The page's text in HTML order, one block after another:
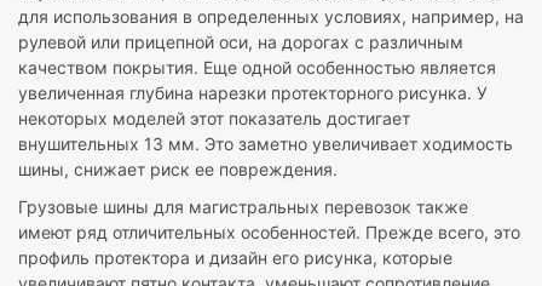
для использования в определенных условиях, например, на
рулевой или прицепной оси, на дорогах с различным
качеством покрытия. Еще одной особенностью является
увеличенная глубина нарезки протекторного рисунка. У
некоторых моделей этот показатель достигает
внушительных 13 мм. Это заметно увеличивает ходимость
шины, снижает риск ее повреждения.
Грузовые шины для магистральных перевозок также
имеют ряд отличительных особенностей. Прежде всего, это
профиль протектора и дизайн его рисунка, которые